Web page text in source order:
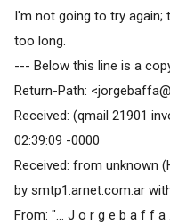
I'm not going to try again;
too long.
--- Below this line is a
Return-Path: <
Received: (qmail 21901
02:39:09 -0000
Received: from unknown
by smtp1.arnet.com.ar
From: "... J o r g e b a f f a